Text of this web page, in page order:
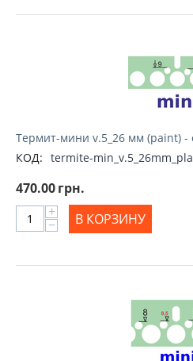
Термит-мини v.5_26 мм (paint) -
КОД: termite-
470.00грн.
+
− В КОРЗИНУ